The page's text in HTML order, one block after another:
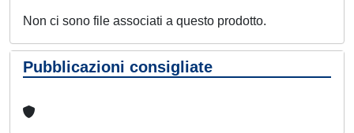
Non ci sono file associati a questo prodotto.
Pubblicazioni consigliate